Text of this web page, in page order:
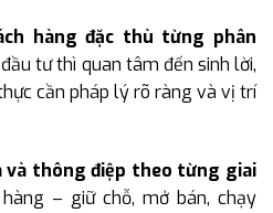
hàng đặc thù từng phân
tư thì quan tâm đến sinh lời,
cần pháp lý rõ ràng và vị trí
và thông điệp theo từng giai
– giữ chỗ, mở bán, chạy